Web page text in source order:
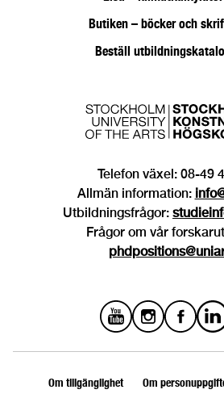
Butiken – böcker och
Beställ
Telefon växel: 08-49
Allmän information:
Utbildningsfrågor:
Frågor om vår
Om tillgänglighet Om